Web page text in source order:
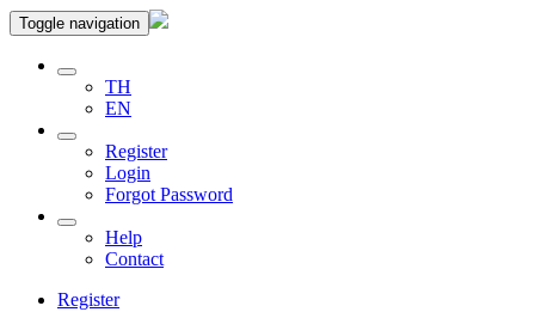
Toggle navigation
TH
EN
Register
Login
Forgot Password
Help
Contact
Register